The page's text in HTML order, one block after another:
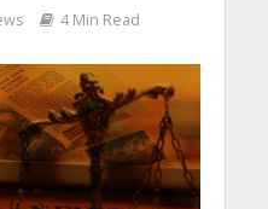
4 Min Read